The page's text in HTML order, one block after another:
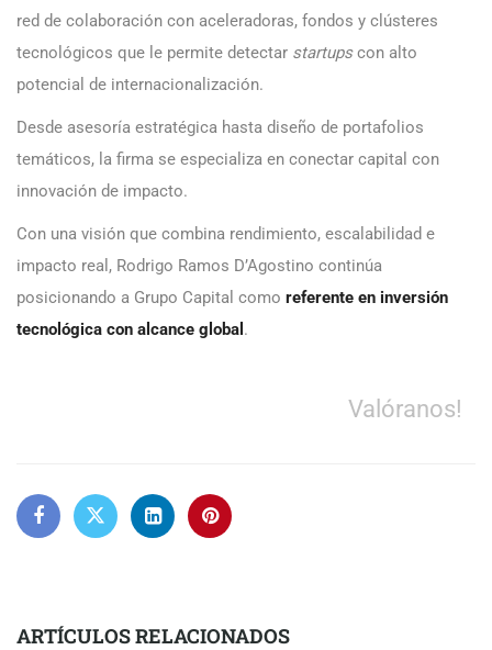
red de colaboración con aceleradoras, fondos y clústeres
tecnológicos que le permite detectar startupscon alto
potencial de internacionalización.
Desde asesoría estratégica hasta diseño de portafolios
temáticos, la firma se especializa en conectar capital con
innovación de impacto.
Con una visión que combina rendimiento, escalabilidad e
impacto real, Rodrigo Ramos D’Agostino continúa
posicionando a Grupo Capital como referente en inversión
tecnológica con alcance global .
Valóranos!
ARTÍCULOS RELACIONADOS